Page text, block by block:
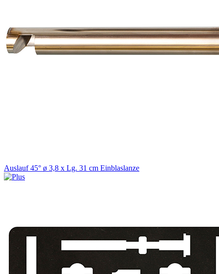
Auslauf 45° ø 3,8 x Lg. 31 cm Einblaslanze